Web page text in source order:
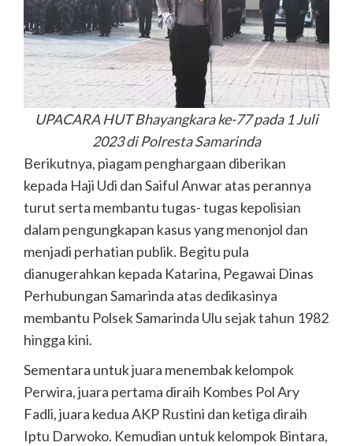
UPACARA HUT Bhayangkara ke-77 pada 1 Juli
2023 di Polresta Samarinda
Berikutnya, piagam penghargaan diberikan
kepada Haji Udi dan Saiful Anwar atas perannya
turut serta membantu tugas- tugas kepolisian
dalam pengungkapan kasus yang menonjol dan
menjadi perhatian publik. Begitu pula
dianugerahkan kepada Katarina, Pegawai Dinas
Perhubungan Samarinda atas dedikasinya
membantu Polsek Samarinda Ulu sejak tahun 1982
hingga kini.
Sementara untuk juara menembak kelompok
Perwira, juara pertama diraih Kombes Pol Ary
Fadli, juara kedua AKP Rustini dan ketiga diraih
Iptu Darwoko. Kemudian untuk kelompok Bintara,